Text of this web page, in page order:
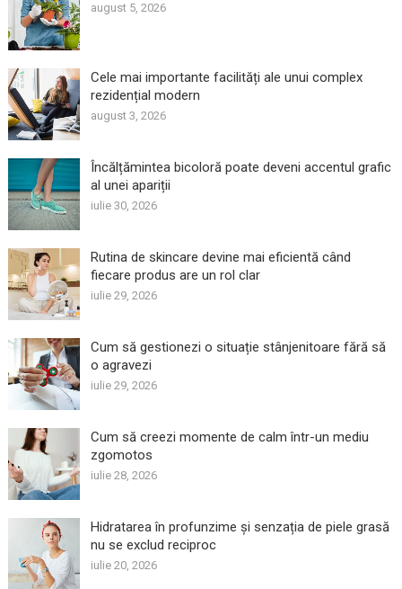
august 5, 2026
Cele mai importante facilități ale unui complex
rezidențial modern
august 3, 2026
Încălțămintea bicoloră poate deveni accentul grafic
al unei apariții
iulie 30, 2026
Rutina de skincare devine mai eficientă când
fiecare produs are un rol clar
iulie 29, 2026
Cum să gestionezi o situație stânjenitoare fără să
o agravezi
iulie 29, 2026
Cum să creezi momente de calm într-un mediu
zgomotos
iulie 28, 2026
Hidratarea în profunzime și senzația de piele grasă
nu se exclud reciproc
iulie 20, 2026